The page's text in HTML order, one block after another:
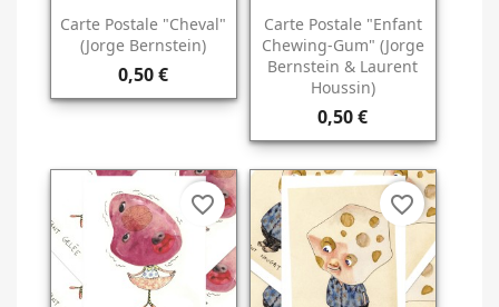
Carte Postale "Cheval"
(Jorge Bernstein)
0,50 €
Carte Postale "Enfant
Chewing-Gum" (Jorge
Bernstein & Laurent
Houssin)
0,50 €
favorite_border favorite_border